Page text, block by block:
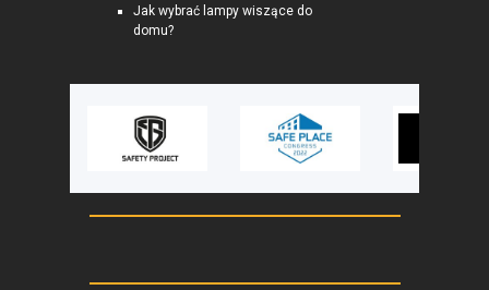
Jak wybrać lampy wiszące do
domu?